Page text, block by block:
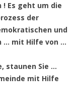
Es geht um die
der
und
… mit Hilfe von …
staunen Sie …
mit Hilfe